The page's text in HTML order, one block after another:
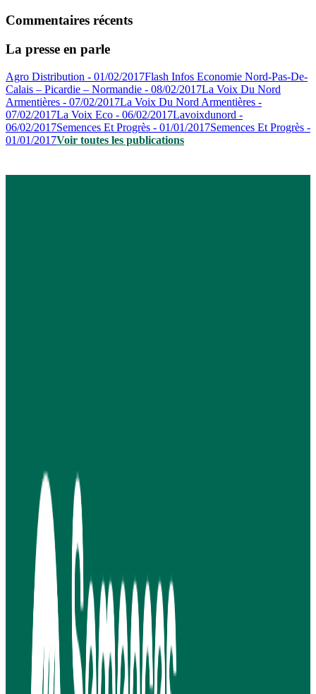
Commentaires récents
La presse en parle
Agro Distribution - 01/02/2017Flash Infos Economie Nord-Pas-De-
Calais – Picardie – Normandie - 08/02/2017La Voix Du Nord
Armentières - 07/02/2017La Voix Du Nord Armentières -
07/02/2017La Voix Eco - 06/02/2017Lavoixdunord -
06/02/2017Semences Et Progrès - 01/01/2017Semences Et Progrès -
01/01/2017Voir toutes les publications